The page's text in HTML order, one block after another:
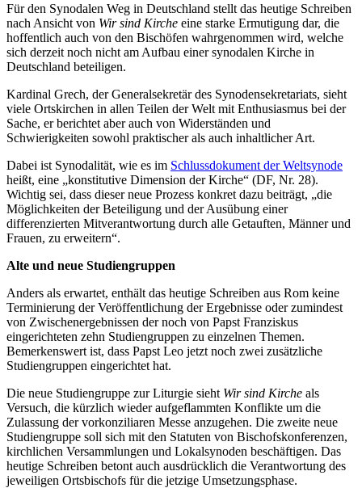
Für den Synodalen Weg in Deutschland stellt das heutige Schreiben
nach Ansicht von Wir sind Kirche eine starke Ermutigung dar, die
hoffentlich auch von den Bischöfen wahrgenommen wird, welche
sich derzeit noch nicht am Aufbau einer synodalen Kirche in
Deutschland beteiligen.
Kardinal Grech, der Generalsekretär des Synodensekretariats, sieht
viele Ortskirchen in allen Teilen der Welt mit Enthusiasmus bei der
Sache, er berichtet aber auch von Widerständen und
Schwierigkeiten sowohl praktischer als auch inhaltlicher Art.
Dabei ist Synodalität, wie es im Schlussdokument der Weltsynode
heißt, eine „konstitutive Dimension der Kirche“ (DF, Nr. 28).
Wichtig sei, dass dieser neue Prozess konkret dazu beiträgt, „die
Möglichkeiten der Beteiligung und der Ausübung einer
differenzierten Mitverantwortung durch alle Getauften, Männer und
Frauen, zu erweitern“.
Alte und neue Studiengruppen
Anders als erwartet, enthält das heutige Schreiben aus Rom keine
Terminierung der Veröffentlichung der Ergebnisse oder zumindest
von Zwischenergebnissen der noch von Papst Franziskus
eingerichteten zehn Studiengruppen zu einzelnen Themen.
Bemerkenswert ist, dass Papst Leo jetzt noch zwei zusätzliche
Studiengruppen eingerichtet hat.
Die neue Studiengruppe zur Liturgie sieht Wir sind Kirche als
Versuch, die kürzlich wieder aufgeflammten Konflikte um die
Zulassung der vorkonziliaren Messe anzugehen. Die zweite neue
Studiengruppe soll sich mit den Statuten von Bischofskonferenzen,
kirchlichen Versammlungen und Lokalsynoden beschäftigen. Das
heutige Schreiben betont auch ausdrücklich die Verantwortung des
jeweiligen Ortsbischofs für die jetzige Umsetzungsphase.